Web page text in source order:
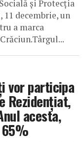
și Protecția
decembrie, un
a marca
vor participa
Rezidențiat,
acesta,